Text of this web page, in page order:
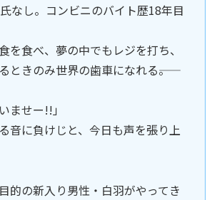
なし。コンビニのバイト歴18年目
を食べ、夢の中でもレジを打ち、
ときのみ世界の歯車になれる――。
ませー!!」
音に負けじと、今日も声を張り上
的の新入り男性・白羽がやってき